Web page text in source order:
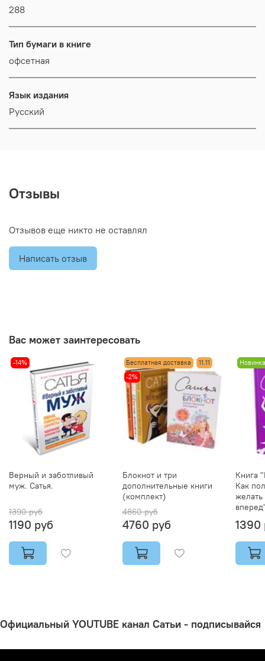
288
Тип бумаги в книге
офсетная
Язык издания
Русский
Отзывы
Отзывов еще никто не оставлял
Написать отзыв
Вас может заинтересовать
-14%
Верный и заботливый
муж. Сатья.
1390 руб
1190 руб
Бесплатная доставка
11.11
-2%
Блокнот и три
дополнительные книги
(комплект)
4860 руб
4760 руб
Новинка
Книга
Как
1390
Официальный YOUTUBE канал Сатьи - подписывайся